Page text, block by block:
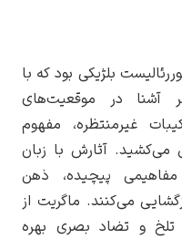
بود که با
مفهوم
با زبان
ذهن
ماگریت از
بهره